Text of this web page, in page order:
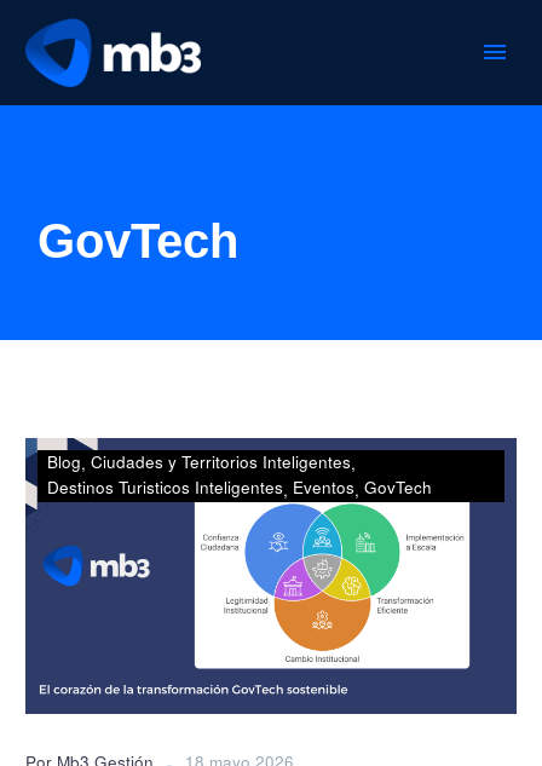
GovTech
Las
10
claves
del
GovTech4Impact
World
Congress
2026
Blog Ciudades y Territorios Inteligentes
Destinos Turisticos Inteligentes Eventos GovTech